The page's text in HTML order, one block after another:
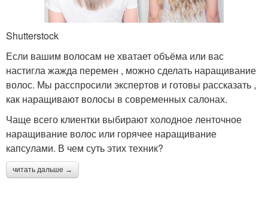
Shutterstock
Если вашим волосам не хватает объёма или вас
настигла жажда перемен , можно сделать наращивание
волос. Мы расспросили экспертов и готовы рассказать ,
как наращивают волосы в современных салонах.
Чаще всего клиентки выбирают холодное ленточное
наращивание волос или горячее наращивание
капсулами. В чем суть этих техник?
читать дальше →